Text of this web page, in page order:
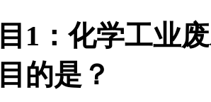
1：化学工业
的是？